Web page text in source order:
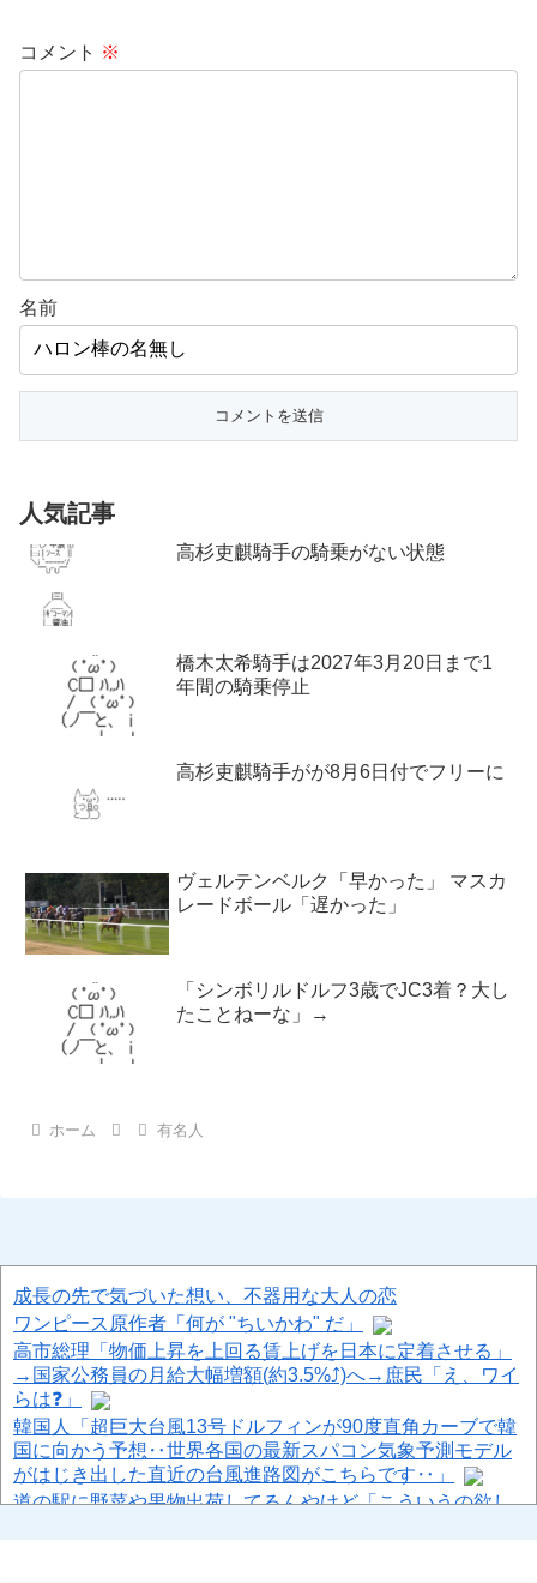
コメント ※
名前
人気記事
高杉吏麒騎手の騎乗がない状態
橋木太希騎手は2027年3月20日まで1
年間の騎乗停止
高杉吏麒騎手がが8月6日付でフリーに
ヴェルテンベルク「早かった」 マスカ
レードボール「遅かった」
「シンボリルドルフ3歳でJC3着？大し
たことねーな」→
ホーム 有名人
成長の先で気づいた想い、不器用な大人の恋
ワンピース原作者「何が "ちいかわ" だ」
高市総理「物価上昇を上回る賃上げを日本に定着させる」
→国家公務員の月給大幅増額(約3.5%⤴)へ→庶民「え、ワイ
らは❓」
韓国人「超巨大台風13号ドルフィンが90度直角カーブで韓
国に向かう予想‥世界各国の最新スパコン気象予測モデル
がはじき出した直近の台風進路図がこちらです‥」
道の駅に野菜や果物出荷してるんやけど「こういうの欲し